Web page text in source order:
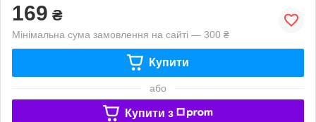
169 ₴
Мінімальна сума замовлення на сайті — 300 ₴
Купити
або
Купити з